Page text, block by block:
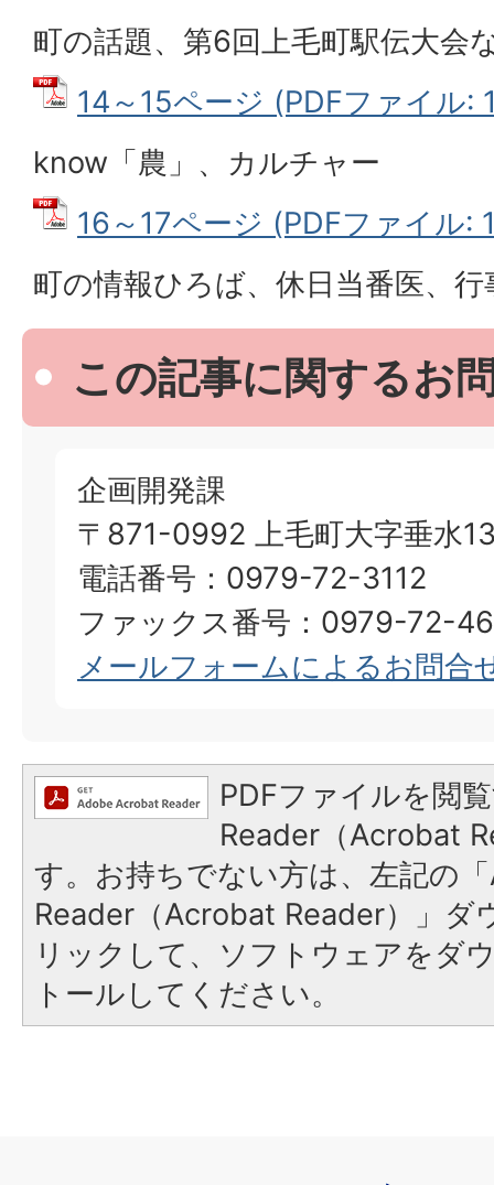
町の話題、第6回上毛町駅伝大会
14～15ページ (PDFファイル:
know「農」、カルチャー
16～17ページ (PDFファイル:
町の情報ひろば、休日当番医、行
この記事に関するお
企画開発課
〒871-0992 上毛町大字垂水
電話番号：0979-72-3112
ファックス番号：0979-72-
メールフォームによるお問合
PDFファイルを閲
Reader（Acrobat
す。お持ちでない方は、左記の
Reader（Acrobat Reader）」ダ
リックして、ソフトウェアをダ
トールしてください。